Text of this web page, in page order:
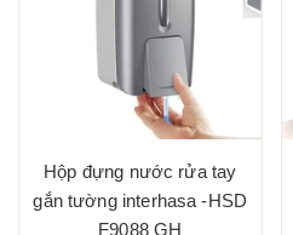
Hộp đựng nước rửa tay
gắn tường interhasa -HSD
F9088 GH